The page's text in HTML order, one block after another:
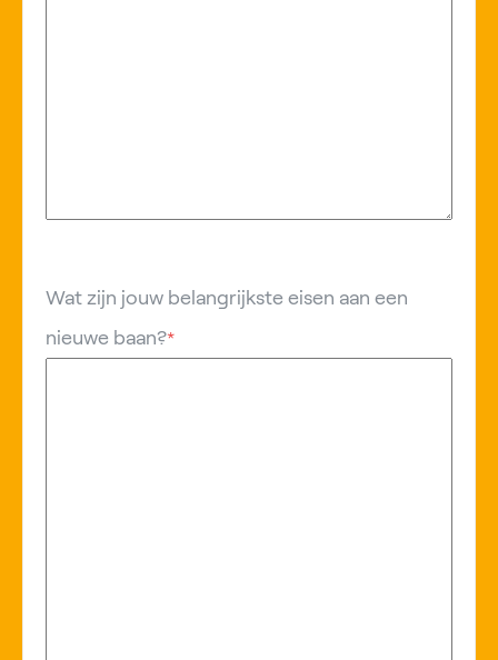
Wat zijn jouw belangrijkste eisen aan een
nieuwe baan?*